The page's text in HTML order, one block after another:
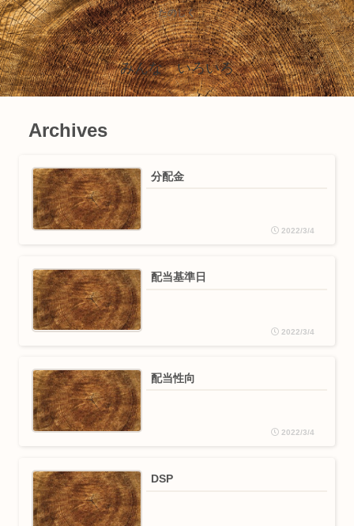
たのしく
みんな いろいろ
Archives
分配金
2022/3/4
配当基準日
2022/3/4
配当性向
2022/3/4
DSP